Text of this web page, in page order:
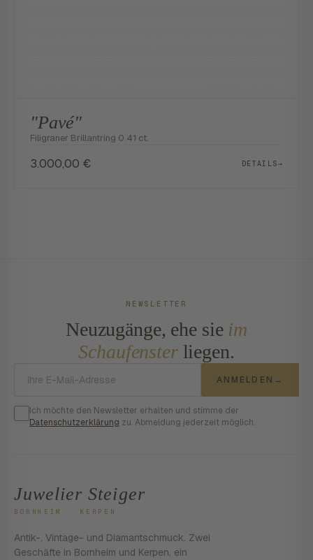
"Pavé"
Filigraner Brillantring 0.41 ct.
3.000,00 € DETAILS→
NEWSLETTER
Neuzugänge, ehe sie im
Schaufensterliegen.
ANMELDEN →
Ich möchte den Newsletter erhalten und stimme der
Datenschutzerklärung zu. Abmeldung jederzeit möglich.
Juwelier Steiger
BORNHEIM · KERPEN
Antik-, Vintage- und Diamantschmuck. Zwei
Geschäfte in Bornheim und Kerpen, ein